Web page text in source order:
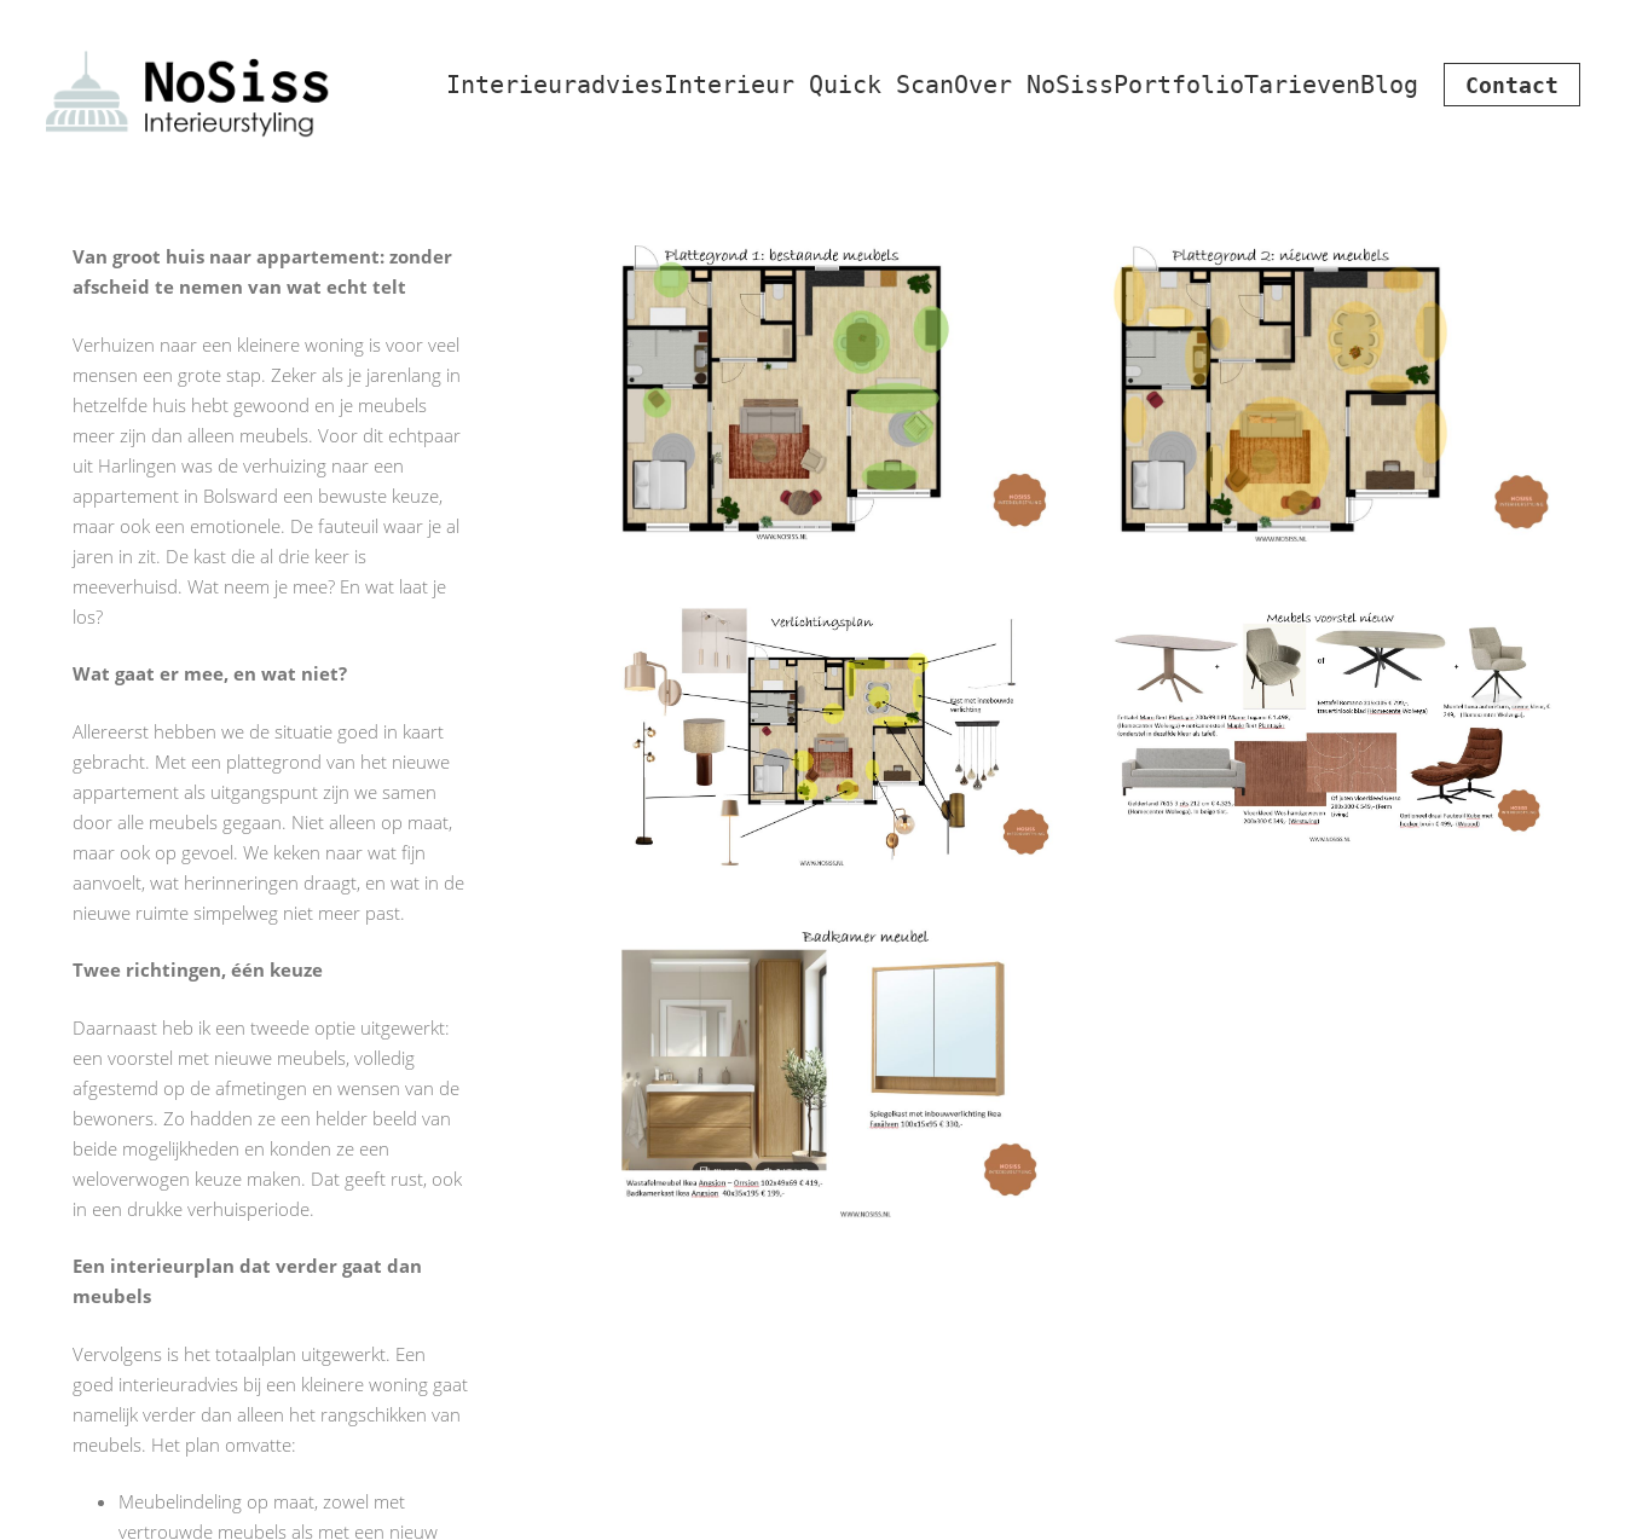
InterieuradviesInterieur Quick ScanOver NoSissPortfolioTarievenBlog Contact
Van groot huis naar appartement: zonder
afscheid te nemen van wat echt telt
Verhuizen naar een kleinere woning is voor veel
mensen een grote stap. Zeker als je jarenlang in
hetzelfde huis hebt gewoond en je meubels
meer zijn dan alleen meubels. Voor dit echtpaar
uit Harlingen was de verhuizing naar een
appartement in Bolsward een bewuste keuze,
maar ook een emotionele. De fauteuil waar je al
jaren in zit. De kast die al drie keer is
meeverhuisd. Wat neem je mee? En wat laat je
los?
Wat gaat er mee, en wat niet?
Allereerst hebben we de situatie goed in kaart
gebracht. Met een plattegrond van het nieuwe
appartement als uitgangspunt zijn we samen
door alle meubels gegaan. Niet alleen op maat,
maar ook op gevoel. We keken naar wat fijn
aanvoelt, wat herinneringen draagt, en wat in de
nieuwe ruimte simpelweg niet meer past.
Twee richtingen, één keuze
Daarnaast heb ik een tweede optie uitgewerkt:
een voorstel met nieuwe meubels, volledig
afgestemd op de afmetingen en wensen van de
bewoners. Zo hadden ze een helder beeld van
beide mogelijkheden en konden ze een
weloverwogen keuze maken. Dat geeft rust, ook
in een drukke verhuisperiode.
Een interieurplan dat verder gaat dan
meubels
Vervolgens is het totaalplan uitgewerkt. Een
goed interieuradvies bij een kleinere woning gaat
namelijk verder dan alleen het rangschikken van
meubels. Het plan omvatte:
Meubelindeling op maat, zowel met
vertrouwde meubels als met een nieuw